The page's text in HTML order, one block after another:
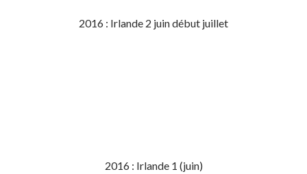
2016 : Irlande 2 juin début juillet
2016 : Irlande 1 (juin)